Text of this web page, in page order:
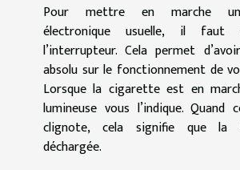
Pour mettre en marche
électronique usuelle, il faut
l’interrupteur. Cela permet
absolu sur le fonctionnement de
Lorsque la cigarette est en
lumineuse vous l’indique. Quand
clignote, cela signifie que la
déchargée.